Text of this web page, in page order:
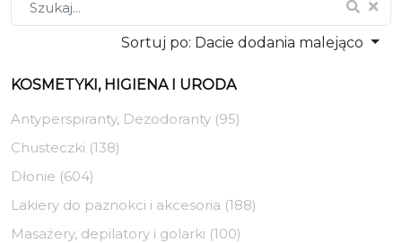
Sortuj po: Dacie dodania malejąco
KOSMETYKI, HIGIENA I URODA
Antyperspiranty, Dezodoranty (95)
Chusteczki (138)
Dłonie (604)
Lakiery do paznokci i akcesoria (188)
Masażery, depilatory i golarki (100)